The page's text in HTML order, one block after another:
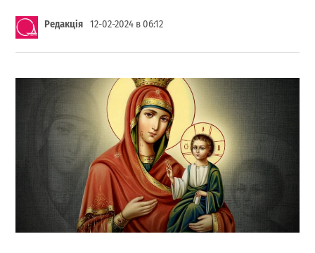
Редакція 12-02-2024 в 06:12